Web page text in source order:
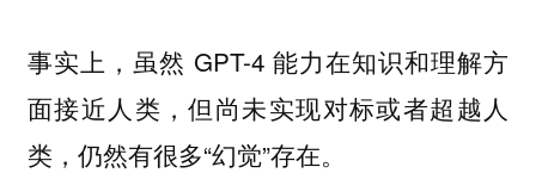
事实上，虽然 GPT-4 能力在知识和理解方
面接近人类，但尚未实现对标或者超越人
类，仍然有很多“幻觉”存在。